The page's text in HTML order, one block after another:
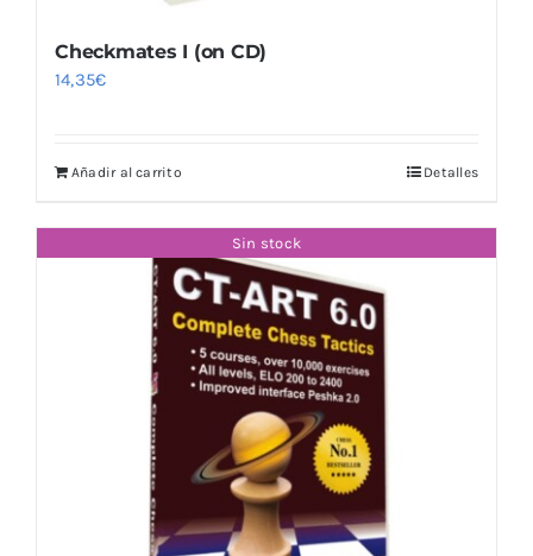
Checkmates I (on CD)
14,35€
Añadir al carrito Detalles
Sin stock